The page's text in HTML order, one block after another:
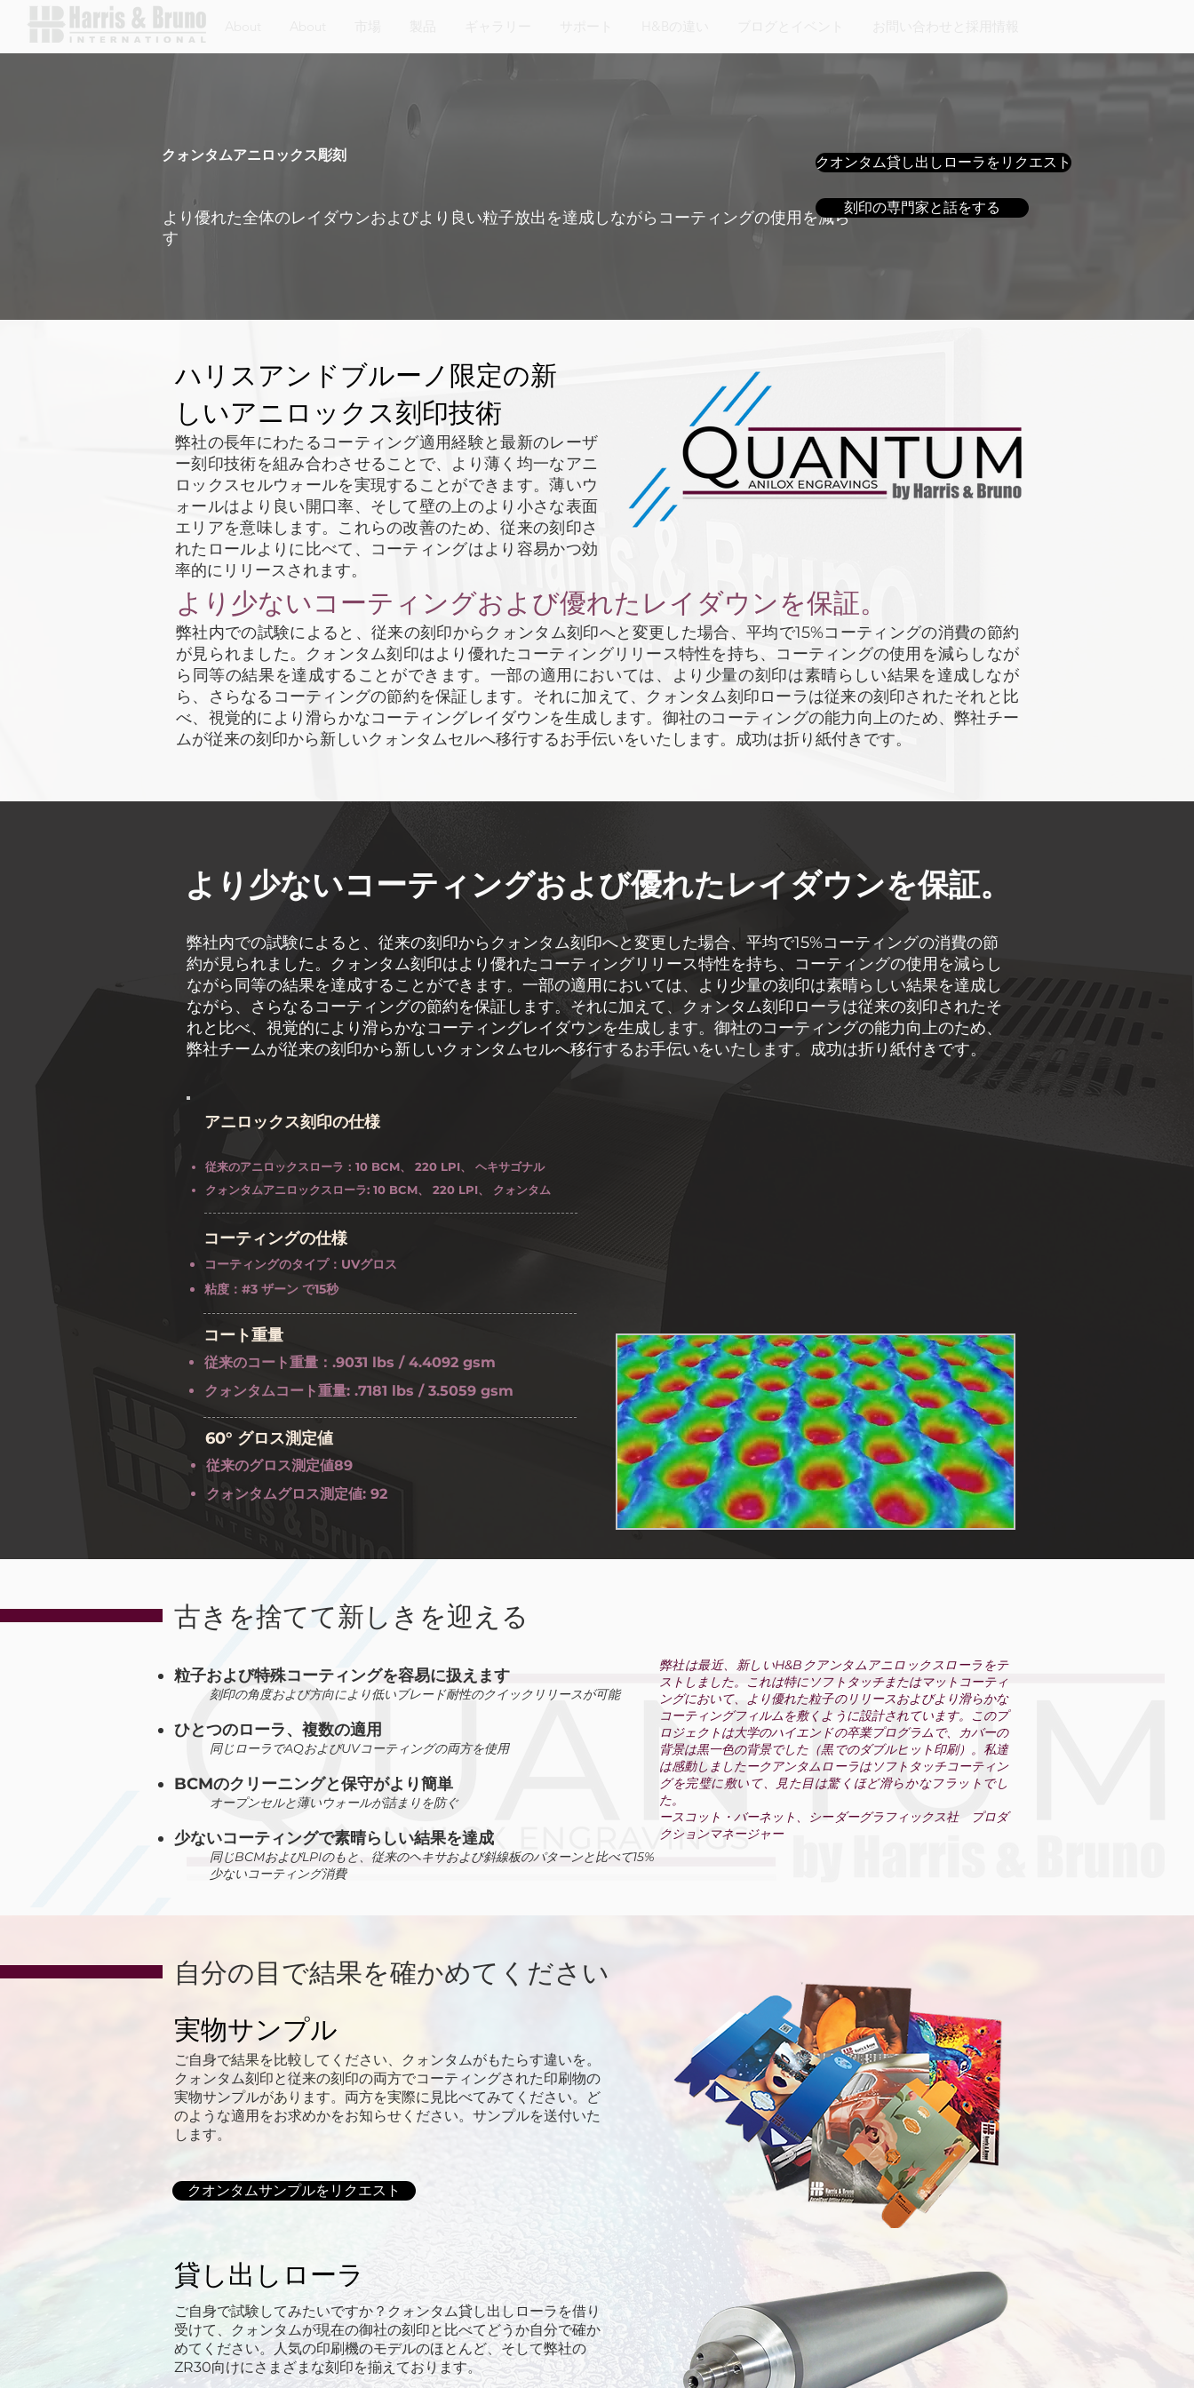
より優れた全体のレイダウンおよびより良い粒子放出を達成しながらコーティングの使用を減ら
す
クオンタム貸し出しローラをリクエスト
刻印の専門家と話をする
クォンタムアニロックス彫刻
ハリスアンドブルーノ限定の新
しいアニロックス刻印技術
弊社の長年にわたるコーティング適用経験と最新のレーザ
ー刻印技術を組み合わさせることで、より薄く均一なアニ
ロックスセルウォールを実現することができます。薄いウ
ォールはより良い開口率、そして壁の上のより小さな表面
エリアを意味します。これらの改善のため、従来の刻印さ
れたロールよりに比べて、コーティングはより容易かつ効
率的にリリースされます。
より少ないコーティングおよび優れたレイダウンを保証。
弊社内での試験によると、従来の刻印からクォンタム刻印へと変更した場合、平均で15%コーティングの消費の節約
が見られました。クォンタム刻印はより優れたコーティングリリース特性を持ち、コーティングの使用を減らしなが
ら同等の結果を達成することができます。一部の適用においては、より少量の刻印は素晴らしい結果を達成しなが
ら、さらなるコーティングの節約を保証します。それに加えて、クォンタム刻印ローラは従来の刻印されたそれと比
べ、視覚的により滑らかなコーティングレイダウンを生成します。御社のコーティングの能力向上のため、弊社チー
ムが従来の刻印から新しいクォンタムセルへ移行するお手伝いをいたします。成功は折り紙付きです。
より少ないコーティングおよび優れたレイダウンを保証。
弊社内での試験によると、従来の刻印からクォンタム刻印へと変更した場合、平均で15%コーティングの消費の節
約が見られました。クォンタム刻印はより優れたコーティングリリース特性を持ち、コーティングの使用を減らし
ながら同等の結果を達成することができます。一部の適用においては、より少量の刻印は素晴らしい結果を達成し
ながら、さらなるコーティングの節約を保証します。それに加えて、クォンタム刻印ローラは従来の刻印されたそ
れと比べ、視覚的により滑らかなコーティングレイダウンを生成します。御社のコーティングの能力向上のため、
弊社チームが従来の刻印から新しいクォンタムセルへ移行するお手伝いをいたします。成功は折り紙付きです。
アニロックス刻印の仕様
従来のアニロックスローラ：10 BCM、 220 LPI、 ヘキサゴナル
クォンタムアニロックスローラ: 10 BCM、 220 LPI、 クォンタム
コーティングの仕様
コーティングのタイプ：UVグロス
粘度：#3 ザーン で15秒
コート重量
従来のコート重量：.9031 lbs / 4.4092 gsm
クォンタムコート重量: .7181 lbs / 3.5059 gsm
60° グロス測定値
従来のグロス測定値89
クォンタムグロス測定値: 92
古きを捨てて新しきを迎える
粒子および特殊コーティングを容易に扱えます
刻印の角度および方向により低いブレード耐性のクイックリリースが可能
ひとつのローラ、複数の適用
同じローラでAQおよびUVコーティングの両方を使用
BCMのクリーニングと保守がより簡単
オープンセルと薄いウォールが詰まりを防ぐ
少ないコーティングで素晴らしい結果を達成
同じBCMおよびLPIのもと、従来のヘキサおよび斜線板のパターンと比べて15%
少ないコーティング消費
弊社は最近、新しいH&Bクアンタムアニロックスローラをテ
ストしました。これは特にソフトタッチまたはマットコーティ
ングにおいて、より優れた粒子のリリースおよびより滑らかな
コーティングフィルムを敷くように設計されています。このプ
ロジェクトは大学のハイエンドの卒業プログラムで、カバーの
背景は黒一色の背景でした（黒でのダブルヒット印刷）。私達
は感動しましたークアンタムローラはソフトタッチコーティン
グを完璧に敷いて、見た目は驚くほど滑らかなフラットでし
た。
ースコット・バーネット、シーダーグラフィックス社 プロダ
クションマネージャー
自分の目で結果を確かめてください
実物サンプル
ご自身で結果を比較してください、クォンタムがもたらす違いを。
クォンタム刻印と従来の刻印の両方でコーティングされた印刷物の
実物サンプルがあります。両方を実際に見比べてみてください。ど
のような適用をお求めかをお知らせください。サンプルを送付いた
します。
クオンタムサンプルをリクエスト
貸し出しローラ
ご自身で試験してみたいですか？クォンタム貸し出しローラを借り
受けて、クォンタムが現在の御社の刻印と比べてどうか自分で確か
めてください。人気の印刷機のモデルのほとんど、そして弊社の
ZR30向けにさまざまな刻印を揃えております。